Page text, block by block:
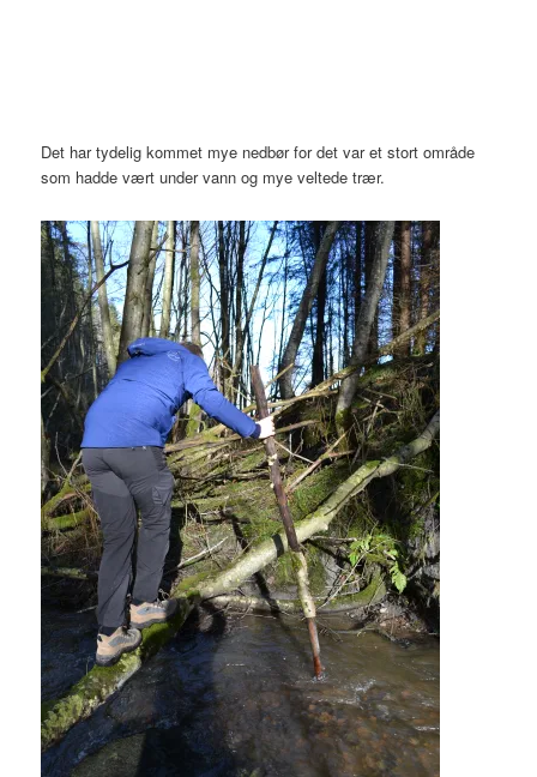
Det har tydelig kommet mye nedbør for det var et stort område
som hadde vært under vann og mye veltede trær.